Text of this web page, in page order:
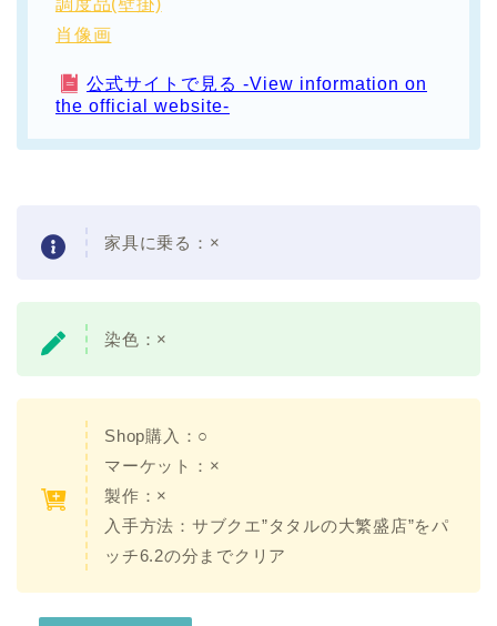
肖像画
公式サイトで見る -View information on
the official website-
家具に乗る：×
染色：×
Shop購入：○
マーケット：×
製作：×
入手方法：サブクエ”タタルの大繁盛店”をパ
ッチ6.2の分までクリア